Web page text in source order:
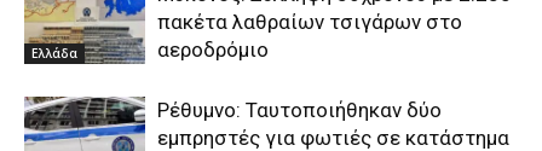
Ελλάδα
πακέτα λαθραίων τσιγάρων στο
αεροδρόμιο
Ρέθυμνο: Ταυτοποιήθηκαν δύο
εμπρηστές για φωτιές σε κατάστημα